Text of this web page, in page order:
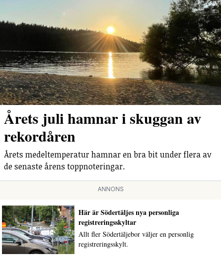
Årets juli hamnar i skuggan av
rekordåren
Årets medeltemperatur hamnar en bra bit under flera av
de senaste årens toppnoteringar.
ANNONS
Här är Södertäljes nya personliga
registreringsskyltar
Allt fler Södertäljebor väljer en personlig
registreringsskylt.